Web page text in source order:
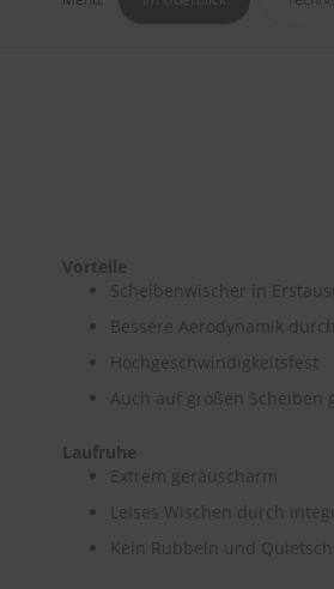
Vorteile
Scheibenwischer in
Bessere Aerodynamik
Hochgeschwindigkeitsfest
Auch auf großen Scheiben
Laufruhe
Extrem geräuscharm
Leises Wischen durch
Kein Rubbeln und